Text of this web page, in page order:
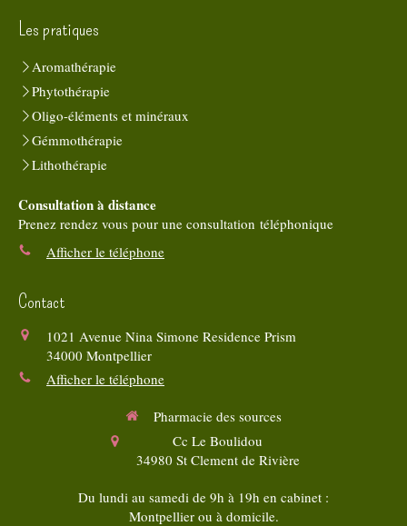
Les pratiques
Aromathérapie
Phytothérapie
Oligo-éléments et minéraux
Gémmothérapie
Lithothérapie
Consultation à distance
Prenez rendez vous pour une consultation téléphonique
Afficher le téléphone
Contact
1021 Avenue Nina Simone Residence Prism
34000 Montpellier
Afficher le téléphone
Pharmacie des sources
Cc Le Boulidou
34980 St Clement de Rivière
Du lundi au samedi de 9h à 19h en cabinet :
Montpellier ou à domicile.